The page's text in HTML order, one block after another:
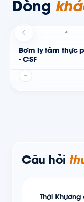
Dòng
Bơm ly tâm thực
- CSF
—
Câu hỏi
Thái